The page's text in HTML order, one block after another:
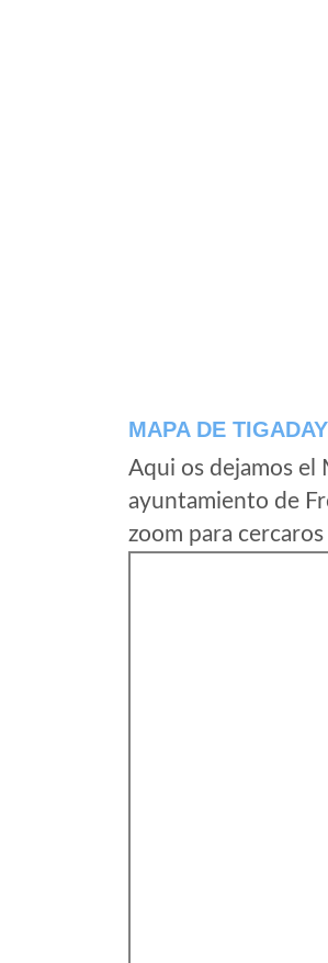
MAPA DE TIGADAY
Aqui os dejamos el
ayuntamiento de
zoom para